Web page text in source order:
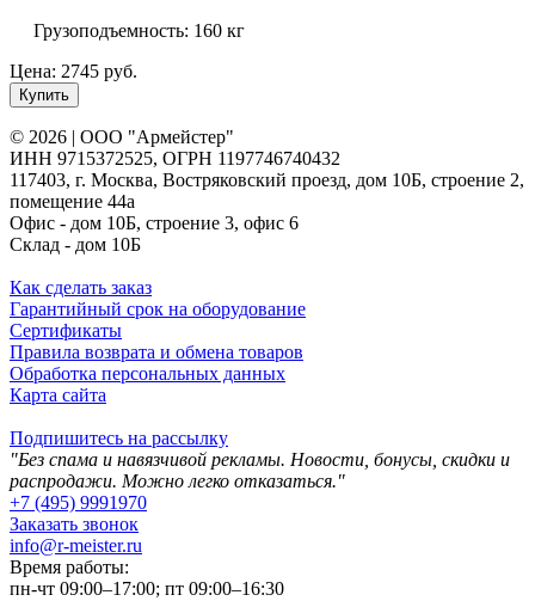
Грузоподъемность: 160 кг
Цена: 2745 руб.
Купить
© 2026 | ООО "Армейстер"
ИНН 9715372525, ОГРН 1197746740432
117403, г. Москва, Востряковский проезд, дом 10Б, строение 2,
помещение 44а
Офис - дом 10Б, строение 3, офис 6
Склад - дом 10Б
Как сделать заказ
Гарантийный срок на оборудование
Сертификаты
Правила возврата и обмена товаров
Обработка персональных данных
Карта сайта
Подпишитесь на рассылку
"Без спама и навязчивой рекламы. Новости, бонусы, скидки и
распродажи. Можно легко отказаться."
+7 (495) 9991970
Заказать звонок
info@r-meister.ru
Время работы:
пн-чт 09:00–17:00; пт 09:00–16:30